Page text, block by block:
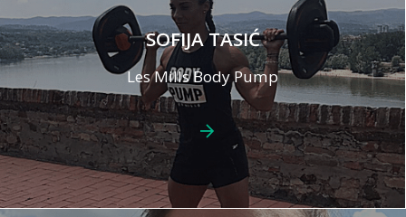
SOFIJA TASIĆ
Les Mills Body Pump